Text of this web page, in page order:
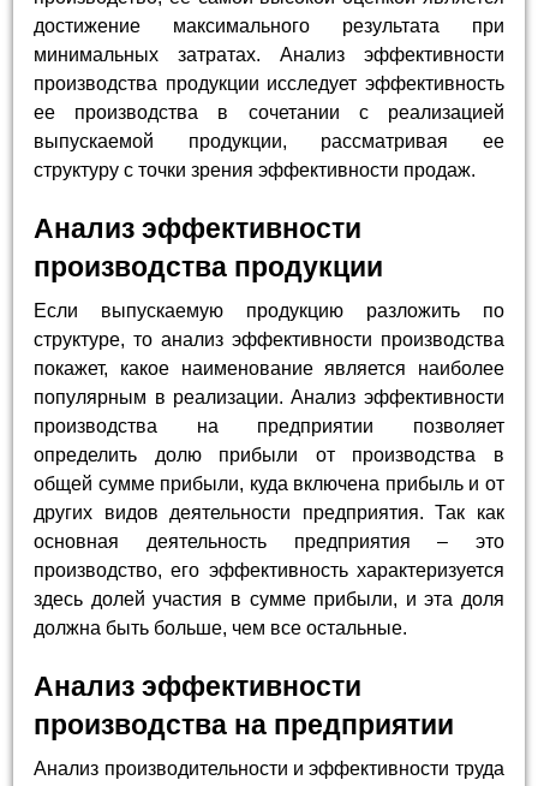
достижение максимального результата при
минимальных затратах. Анализ эффективности
производства продукции исследует эффективность
ее производства в сочетании с реализацией
выпускаемой продукции, рассматривая ее
структуру с точки зрения эффективности продаж.
Анализ эффективности
производства продукции
Если выпускаемую продукцию разложить по
структуре, то анализ эффективности производства
покажет, какое наименование является наиболее
популярным в реализации. Анализ эффективности
производства на предприятии позволяет
определить долю прибыли от производства в
общей сумме прибыли, куда включена прибыль и от
других видов деятельности предприятия. Так как
основная деятельность предприятия – это
производство, его эффективность характеризуется
здесь долей участия в сумме прибыли, и эта доля
должна быть больше, чем все остальные.
Анализ эффективности
производства на предприятии
Анализ производительности и эффективности труда